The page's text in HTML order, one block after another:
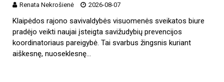
Renata Nekrošienė 2026-08-07
Klaipėdos rajono savivaldybės visuomenės sveikatos biure
pradėjo veikti naujai įsteigta savižudybių prevencijos
koordinatoriaus pareigybė. Tai svarbus žingsnis kuriant
aiškesnę, nuoseklesnę…